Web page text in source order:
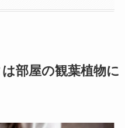
部屋の観葉植物に